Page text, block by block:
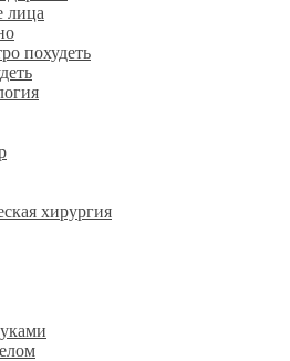
лица
похудеть
хирургия